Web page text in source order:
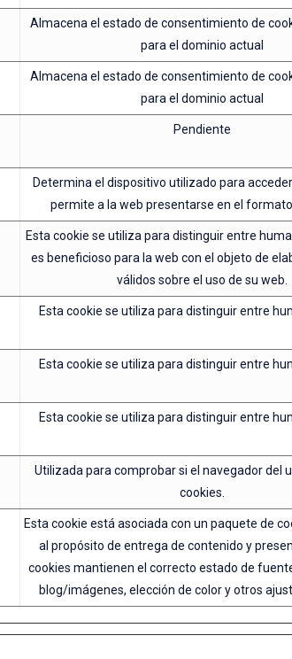
Almacena el estado de consentimiento de
para el dominio actual
Almacena el estado de consentimiento de
para el dominio actual
Pendiente
Determina el dispositivo utilizado para
permite a la web presentarse en el formato
Esta cookie se utiliza para distinguir entre
es beneficioso para la web con el objeto de
válidos sobre el uso de su web.
Esta cookie se utiliza para distinguir entre
Esta cookie se utiliza para distinguir entre
Esta cookie se utiliza para distinguir entre
Utilizada para comprobar si el navegador del
cookies.
Esta cookie está asociada con un paquete de
al propósito de entrega de contenido y
cookies mantienen el correcto estado de
blog/imágenes, elección de color y otros